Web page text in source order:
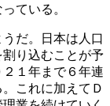
ている。
だ。日本は人口
り込むことが予
１年まで６年連
これに加えてＤ